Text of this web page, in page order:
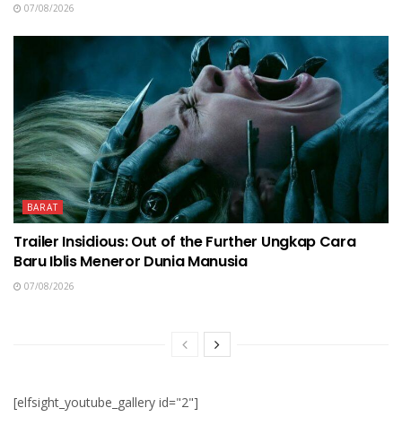
07/08/2026
BARAT
Trailer Insidious: Out of the Further Ungkap Cara
Baru Iblis Meneror Dunia Manusia
07/08/2026
[elfsight_youtube_gallery id="2"]